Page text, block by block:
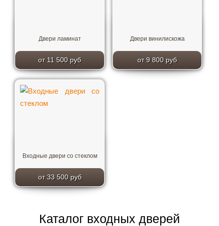
Двери ламинат
от 11 500 руб
Двери винилискожа
от 9 800 руб
Входные двери со стеклом
от 33 500 руб
Каталог входных дверей